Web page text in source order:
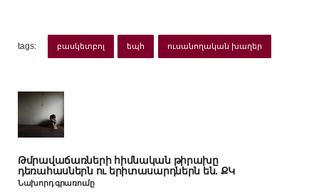
tags: բասկետբոլ եպհ ուսանողական խաղեր
Թմրավաճառների հիմնական թիրախը
դեռահասներն ու երիտասարդներն են. ՔԿ
Նախորդ գրառումը